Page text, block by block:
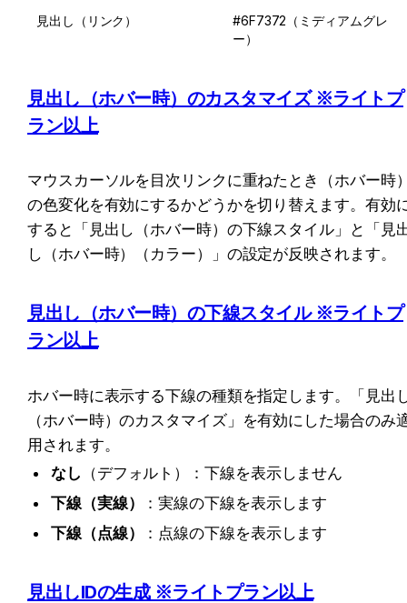
見出し（リンク）
#6F7372（ミディアムグレ
ー）
見出し（ホバー時）のカスタマイズ ※ライトプ
ラン以上
マウスカーソルを目次リンクに重ねたとき（ホバー時
の色変化を有効にするかどうかを切り替えます。有効
すると「見出し（ホバー時）の下線スタイル」と「見
し（ホバー時）（カラー）」の設定が反映されます。
見出し（ホバー時）の下線スタイル ※ライトプ
ラン以上
ホバー時に表示する下線の種類を指定します。「見出
（ホバー時）のカスタマイズ」を有効にした場合のみ
用されます。
なし （デフォルト）：下線を表示しません
下線（実線）
：実線の下線を表示します
下線（点線）
：点線の下線を表示します
見出しIDの生成 ※ライトプラン以上